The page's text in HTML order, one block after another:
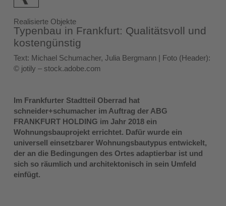
Realisierte Objekte
Typenbau in Frankfurt: Qualitätsvoll und
kostengünstig
Text: Michael Schumacher, Julia Bergmann | Foto (Header):
© jotily – stock.adobe.com
Im Frankfurter Stadtteil Oberrad hat
schneider+schumacher im Auftrag der ABG
FRANKFURT HOLDING im Jahr 2018 ein
Wohnungsbauprojekt errichtet. Dafür wurde ein
universell einsetzbarer Wohnungsbautypus entwickelt,
der an die Bedingungen des Ortes adaptierbar ist und
sich so räumlich und architektonisch in sein Umfeld
einfügt.